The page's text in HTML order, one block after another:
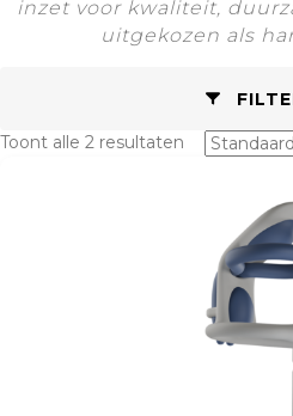
inzet voor kwaliteit,
uitgekozen als
Toont alle 2 resultaten